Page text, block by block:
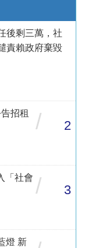
後剩三萬，社
責賴政府棄毀
招租
/ 2
「社會 / 3
燈 新